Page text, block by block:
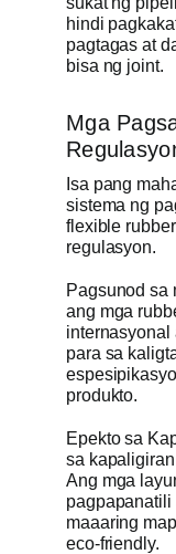
hindi
pagtagas at
bisa ng joint.
Mga
Isa pang
sistema ng
flexible
regulasyon.
Pagsunod sa
ang mga
internasyonal
para sa
produkto.
Epekto sa
sa
Ang mga
pagpapanatili
maaaring
eco-friendly.